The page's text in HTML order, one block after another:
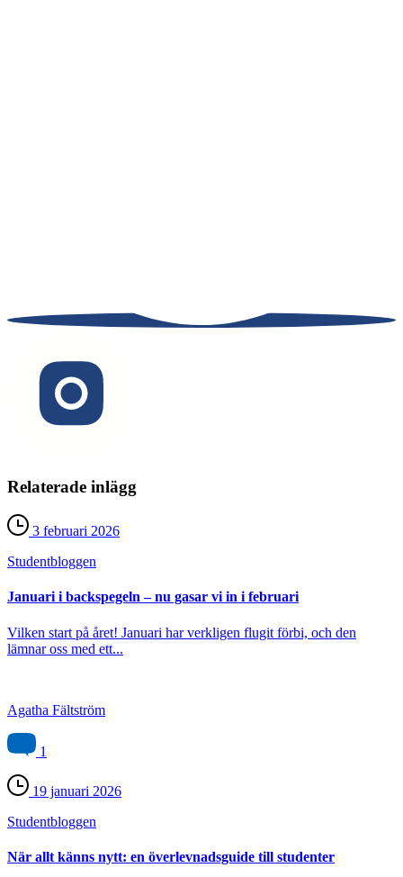
Relaterade inlägg
3 februari 2026
Student­bloggen
Januari i backspegeln – nu gasar vi in i februari
Vilken start på året! Januari har verkligen flugit förbi, och den
lämnar oss med ett...
Agatha Fältström
1
19 januari 2026
Student­bloggen
När allt känns nytt: en överlevnadsguide till studenter